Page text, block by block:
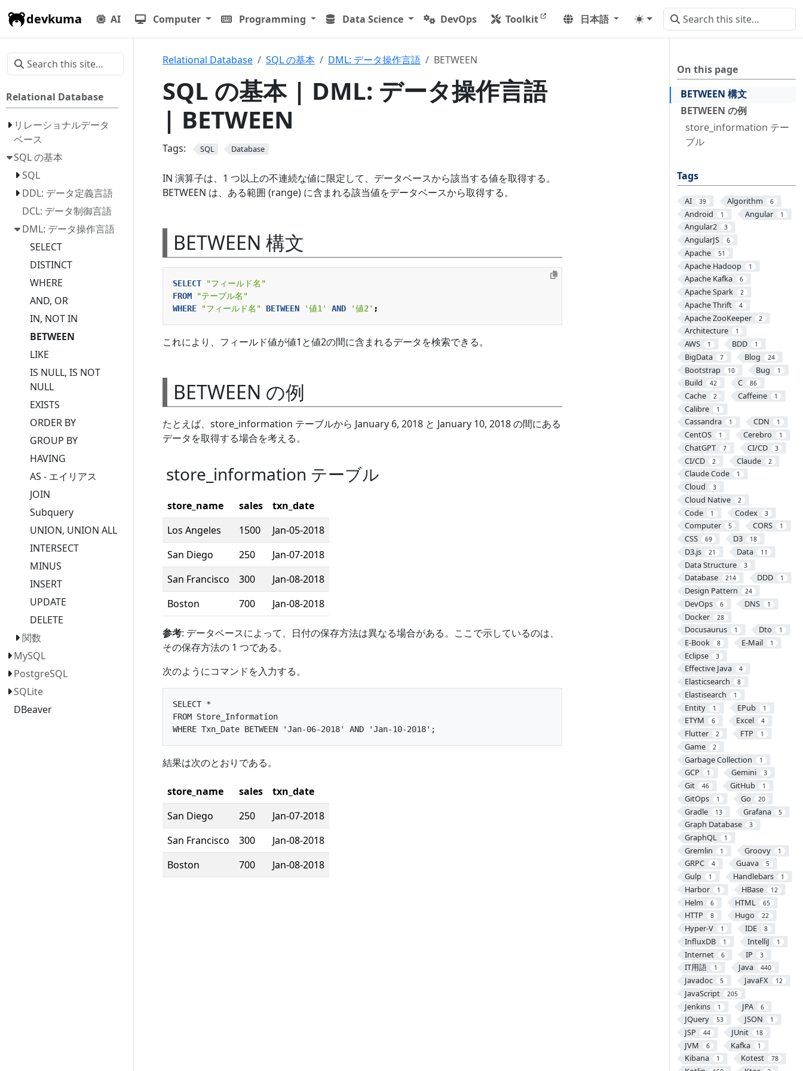
devkuma AI Computer Programming Data Science DevOps Toolkit 日本語
Relational Database
リレーショナルデータ
ベース
SQL の基本
SQL
DDL: データ定義言語
DCL: データ制御言語
DML: データ操作言語
SELECT
DISTINCT
WHERE
AND, OR
IN, NOT IN
BETWEEN
LIKE
IS NULL, IS NOT
NULL
EXISTS
ORDER BY
GROUP BY
HAVING
AS - エイリアス
JOIN
Subquery
UNION, UNION ALL
INTERSECT
MINUS
INSERT
UPDATE
DELETE
関数
MySQL
PostgreSQL
SQLite
DBeaver
On this page
BETWEEN 構文
BETWEEN の例
store_information テー
ブル
Tags
AI 39 Algorithm 6
Android 1 Angular 1
Angular2 3
AngularJS 6
Apache 51
Apache Hadoop 1
Apache Kafka 6
Apache Spark 2
Apache Thrift 4
Apache ZooKeeper 2
Architecture 1
AWS 1 BDD 1
BigData 7 Blog 24
Bootstrap 10 Bug 1
Build 42 C 86
Cache 2 Caffeine 1
Calibre 1
Cassandra 1 CDN 1
CentOS 1 Cerebro 1
ChatGPT 7 CI/CD 3
CI/CD 2 Claude 2
Claude Code 1
Cloud 3
Cloud Native 2
Code 1 Codex 3
Computer 5 CORS 1
CSS 69 D3 18
D3.js 21 Data 11
Data Structure 3
Database 214 DDD 1
Design Pattern 24
DevOps 6 DNS 1
Docker 28
Docusaurus 1 Dto 1
E-Book 8 E-Mail 1
Eclipse 3
Effective Java 4
Elasticsearch 8
Elastisearch 1
Entity 1 EPub 1
ETYM 6 Excel 4
Flutter 2 FTP 1
Game 2
Garbage Collection 1
GCP 1 Gemini 3
Git 46 GitHub 1
GitOps 1 Go 20
Gradle 13 Grafana 5
Graph Database 3
GraphQL 1
Gremlin 1 Groovy 1
GRPC 4 Guava 5
Gulp 1 Handlebars 1
Harbor 1 HBase 12
Helm 6 HTML 65
HTTP 8 Hugo 22
Hyper-V 1 IDE 8
InfluxDB 1 IntelliJ 1
Internet 6 IP 3
IT用語 1 Java 440
Javadoc 5 JavaFX 12
JavaScript 205
Jenkins 1 JPA 6
JQuery 53 JSON 1
JSP 44 JUnit 18
JVM 6 Kafka 1
Kibana 1 Kotest 78
Relational Database SQL の基本 DML: データ操作言語 BETWEEN
SQL の基本 | DML: データ操作言語
| BETWEEN
Tags: SQL Database
IN 演算子は、1 つ以上の不連続な値に限定して、データベースから該当する値を取得する。
BETWEEN は、ある範囲 (range) に含まれる該当値をデータベースから取得する。
BETWEEN 構文
SELECT
"フィールド名"
FROM
"テーブル名"
WHERE
"フィールド名" BETWEEN '値1' AND '値2' ;
これにより、フィールド値が値1と値2の間に含まれるデータを検索できる。
BETWEEN の例
たとえば、store_information テーブルから January 6, 2018 と January 10, 2018 の間にある
データを取得する場合を考える。
store_information テーブル
store_name sales
txn_date
Los Angeles
1500
Jan-05-2018
San Diego
250
Jan-07-2018
San Francisco
300
Jan-08-2018
Boston
700 Jan-08-2018
参考: データベースによって、日付の保存方法は異なる場合がある。ここで示しているのは、
その保存方法の 1 つである。
次のようにコマンドを入力する。
SELECT *
FROM Store_Information
結果は次のとおりである。
store_name sales
txn_date
San Diego
250
Jan-07-2018
San Francisco
300
Jan-08-2018
Boston
700 Jan-08-2018